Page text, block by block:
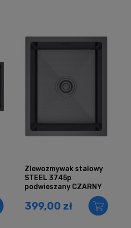
Zlewozmywak stalowy
STEEL 3745p
podwieszany CZARNY
399,00 zł